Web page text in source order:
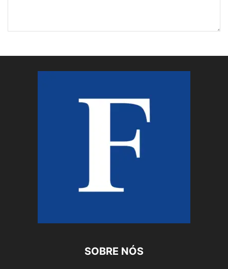
SOBRE NÓS